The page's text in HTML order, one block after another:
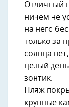
Отличный
ничем не
на него
только за
солнца
целый день
зонтик.
Пляж
крупные